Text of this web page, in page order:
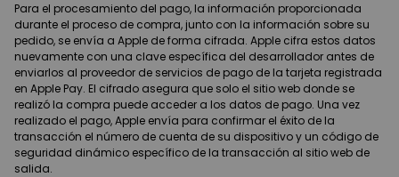
Para el procesamiento del pago, la información proporcionada
durante el proceso de compra, junto con la información sobre su
pedido, se envía a Apple de forma cifrada. Apple cifra estos datos
nuevamente con una clave específica del desarrollador antes de
enviarlos al proveedor de servicios de pago de la tarjeta registrada
en Apple Pay. El cifrado asegura que solo el sitio web donde se
realizó la compra puede acceder a los datos de pago. Una vez
realizado el pago, Apple envía para confirmar el éxito de la
transacción el número de cuenta de su dispositivo y un código de
seguridad dinámico específico de la transacción al sitio web de
salida.